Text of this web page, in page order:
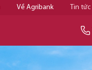
Về Agribank Tin tức